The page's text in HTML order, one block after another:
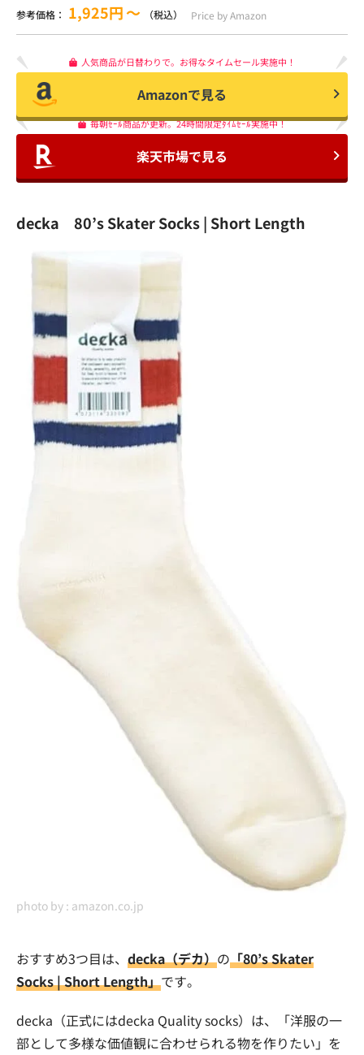
参考価格： 1,925円〜 （税込） Price by Amazon
人気商品が日替わりで。お得なタイムセール実施中！
Amazonで見る
毎朝ｾｰﾙ商品が更新。24時間限定ﾀｲﾑｾｰﾙ実施中！
楽天市場で見る
decka 80’s Skater Socks | Short Length
photo by : amazon.co.jp
おすすめ3つ目は、 decka（デカ）の「80’s Skater
Socks | Short Length」です。
decka（正式にはdecka Quality socks）は、「洋服の一
部として多様な価値観に合わせられる物を作りたい」を